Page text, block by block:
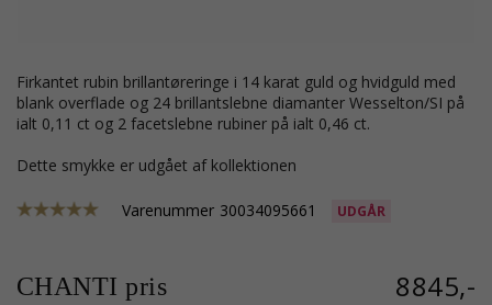
firkantet rubin brillantøreringe i 14 karat guld og hvidguld med
blank overflade og 24 brillantslebne diamanter Wesselton/SI på
ialt 0,11 ct og 2 facetslebne rubiner på ialt 0,46 ct.
Dette smykke er udgået af kollektionen
Varenummer 30034095661 UDGÅR
CHANTI pris 8845,-